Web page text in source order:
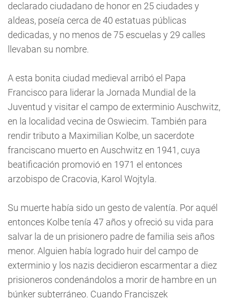
declarado ciudadano de honor en 25 ciudades y
aldeas, poseía cerca de 40 estatuas públicas
dedicadas, y no menos de 75 escuelas y 29 calles
llevaban su nombre.
A esta bonita ciudad medieval arribó el Papa
Francisco para liderar la Jornada Mundial de la
Juventud y visitar el campo de exterminio Auschwitz,
en la localidad vecina de Oswiecim. También para
rendir tributo a Maximilian Kolbe, un sacerdote
franciscano muerto en Auschwitz en 1941, cuya
beatificación promovió en 1971 el entonces
arzobispo de Cracovia, Karol Wojtyla.
Su muerte había sido un gesto de valentía. Por aquél
entonces Kolbe tenía 47 años y ofreció su vida para
salvar la de un prisionero padre de familia seis años
menor. Alguien había logrado huir del campo de
exterminio y los nazis decidieron escarmentar a diez
prisioneros condenándolos a morir de hambre en un
búnker subterráneo. Cuando Franciszek